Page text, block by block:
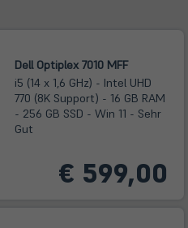
Dell Optiplex 7010 MFF
i5 (14 x 1,6 GHz) - Intel UHD
770 (8K Support) - 16 GB RAM
- 256 GB SSD - Win 11 - Sehr
Gut
€ 599,00